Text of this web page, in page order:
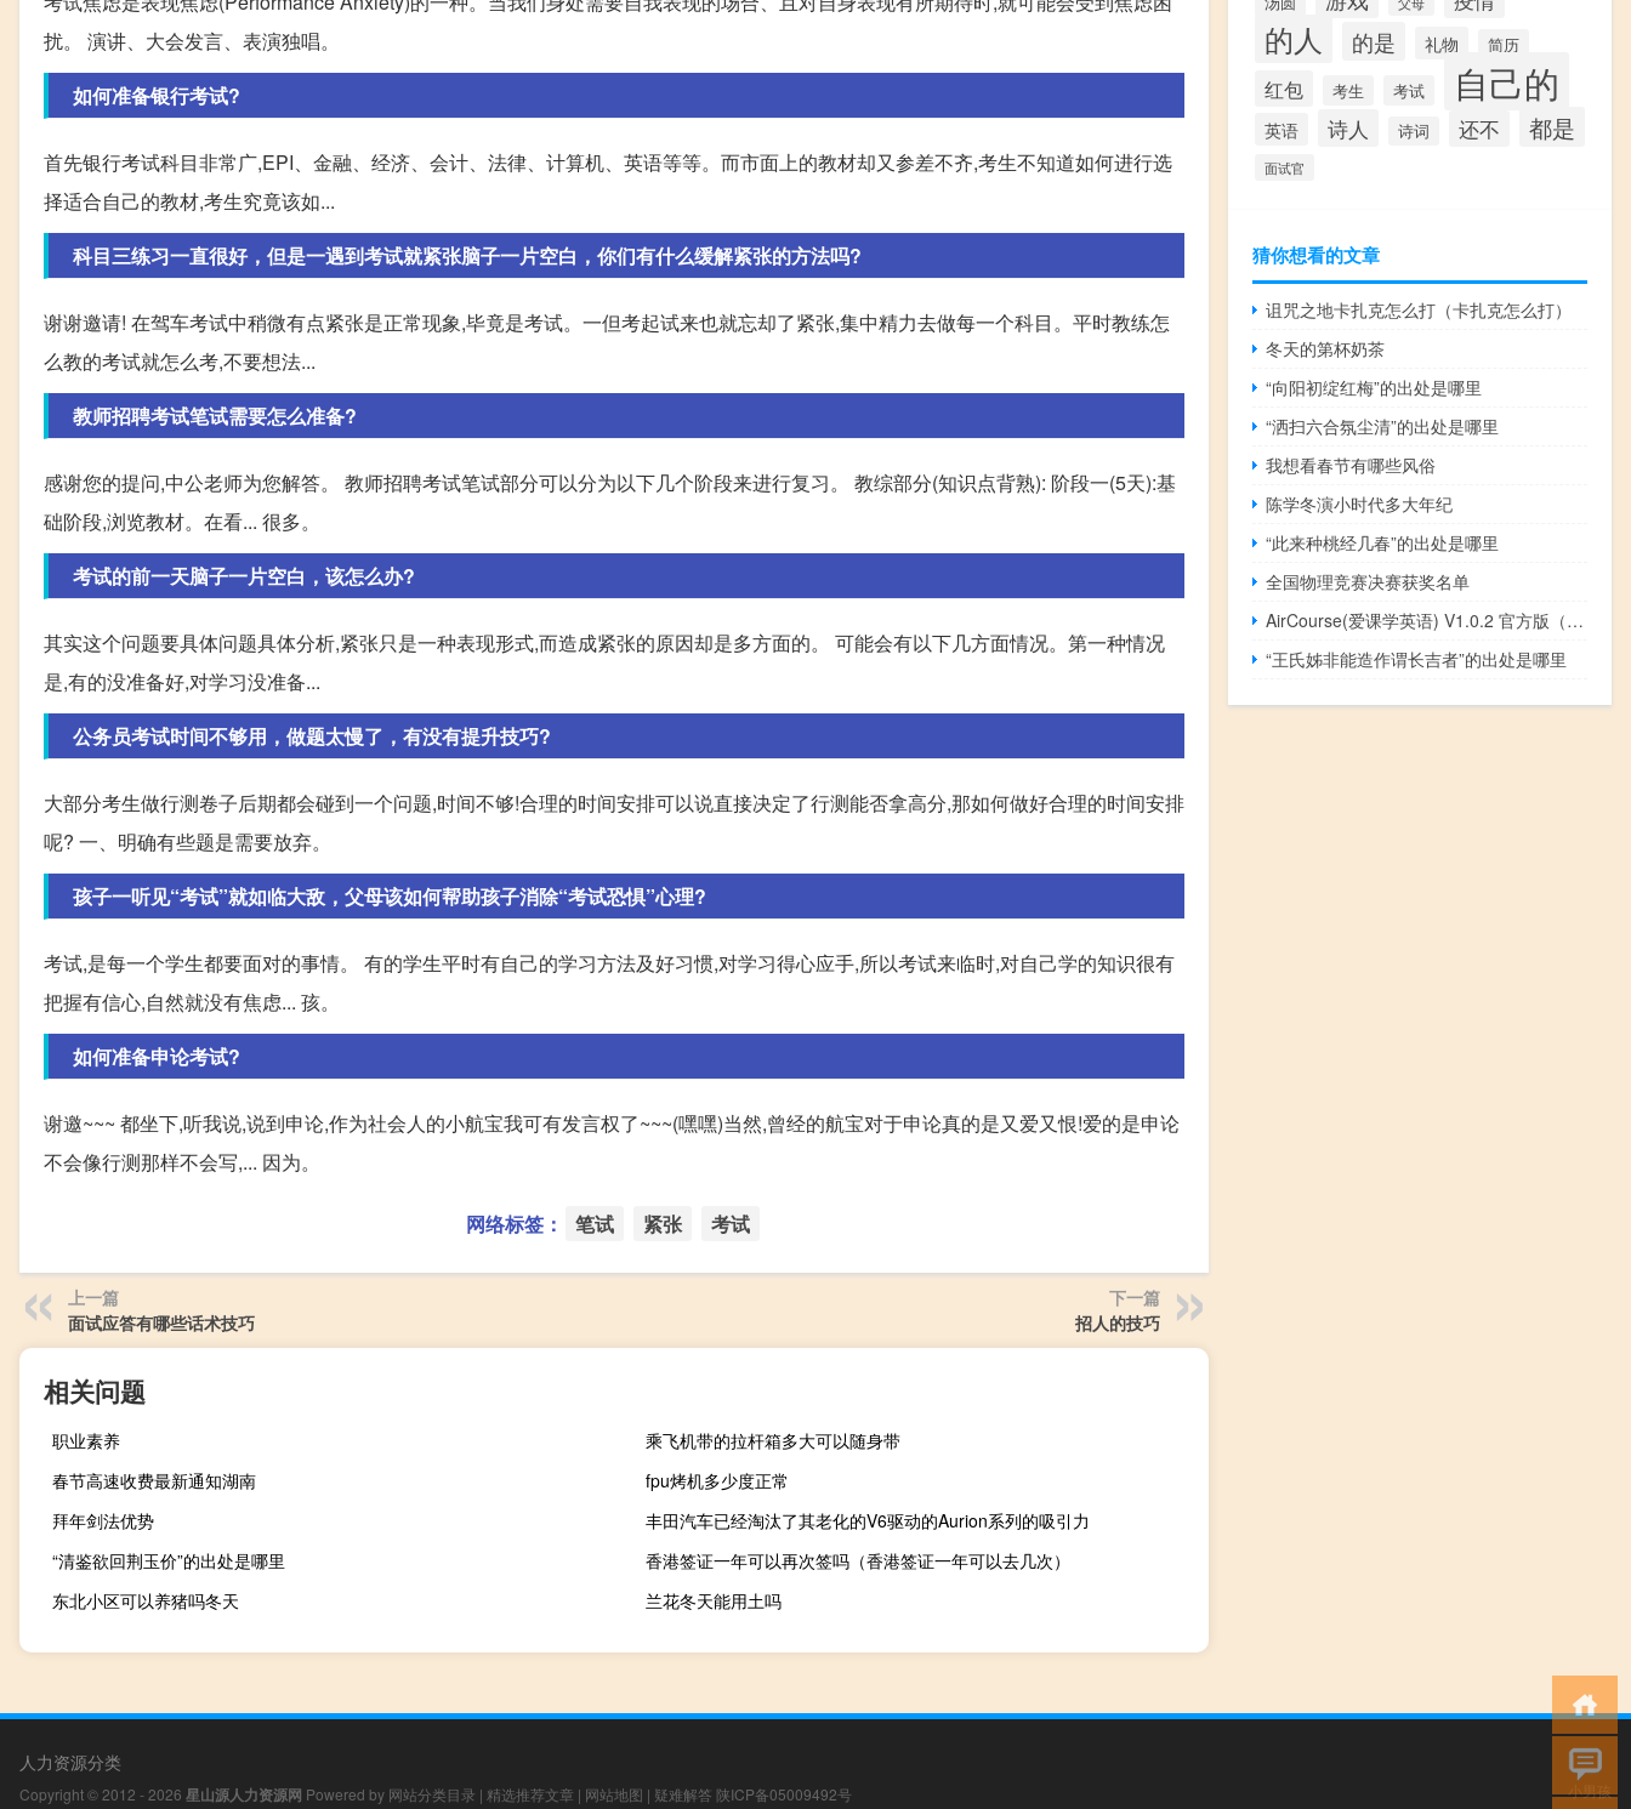
扰。 演讲、大会发言、表演独唱。
如何准备银行考试?
首先银行考试科目非常广,EPI、金融、经济、会计、法律、计算机、英语等等。而市面上的教材却又参差不齐,考生不知道如何进行选
择适合自己的教材,考生究竟该如...
科目三练习一直很好，但是一遇到考试就紧张脑子一片空白，你们有什么缓解紧张的方法吗?
谢谢邀请! 在驾车考试中稍微有点紧张是正常现象,毕竟是考试。一但考起试来也就忘却了紧张,集中精力去做每一个科目。平时教练怎
么教的考试就怎么考,不要想法...
教师招聘考试笔试需要怎么准备?
感谢您的提问,中公老师为您解答。 教师招聘考试笔试部分可以分为以下几个阶段来进行复习。 教综部分(知识点背熟): 阶段一(5天):基
础阶段,浏览教材。在看... 很多。
考试的前一天脑子一片空白，该怎么办?
其实这个问题要具体问题具体分析,紧张只是一种表现形式,而造成紧张的原因却是多方面的。 可能会有以下几方面情况。第一种情况
是,有的没准备好,对学习没准备...
公务员考试时间不够用，做题太慢了，有没有提升技巧?
大部分考生做行测卷子后期都会碰到一个问题,时间不够!合理的时间安排可以说直接决定了行测能否拿高分,那如何做好合理的时间安排
呢? 一、明确有些题是需要放弃。
孩子一听见“考试”就如临大敌，父母该如何帮助孩子消除“考试恐惧”心理?
考试,是每一个学生都要面对的事情。 有的学生平时有自己的学习方法及好习惯,对学习得心应手,所以考试来临时,对自己学的知识很有
把握有信心,自然就没有焦虑... 孩。
如何准备申论考试?
谢邀~~~ 都坐下,听我说,说到申论,作为社会人的小航宝我可有发言权了~~~(嘿嘿)当然,曾经的航宝对于申论真的是又爱又恨!爱的是申论
不会像行测那样不会写,... 因为。
网络标签： 笔试 紧张 考试
上一篇
面试应答有哪些话术技巧
下一篇
招人的技巧
相关问题
职业素养
乘飞机带的拉杆箱多大可以随身带
春节高速收费最新通知湖南
fpu烤机多少度正常
拜年剑法优势
丰田汽车已经淘汰了其老化的V6驱动的Aurion系列的吸引力
“清鉴欲回荆玉价”的出处是哪里
香港签证一年可以再次签吗（香港签证一年可以去几次）
东北小区可以养猪吗冬天
兰花冬天能用土吗
的人 的是 礼物 简历
红包 考生 考试 自己的
英语 诗人 诗词 还不 都是
面试官
猜你想看的文章
诅咒之地卡扎克怎么打（卡扎克怎么打）
冬天的第杯奶茶
“向阳初绽红梅”的出处是哪里
“洒扫六合氛尘清”的出处是哪里
我想看春节有哪些风俗
陈学冬演小时代多大年纪
“此来种桃经几春”的出处是哪里
全国物理竞赛决赛获奖名单
AirCourse(爱课学英语) V1.0.2 官方版（AirCourse(爱课学英语) V1.0.2 官方版功能简介）
“王氏姊非能造作谓长吉者”的出处是哪里
人力资源分类
Copyright © 2012 - 2026 星山源人力资源网 Powered by 网站分类目录 | 精选推荐文章 | 网站地图 | 疑难解答 陕ICP备05009492号 小男孩